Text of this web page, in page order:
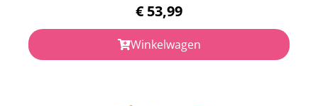
€ 53,99
Winkelwagen